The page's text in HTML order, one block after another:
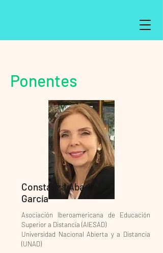
Ponentes
Constanza Abadía
García
Asociación Iberoamericana de Educación
Superior a Distancia (AIESAD)
Universidad Nacional Abierta y a Distancia
(UNAD)